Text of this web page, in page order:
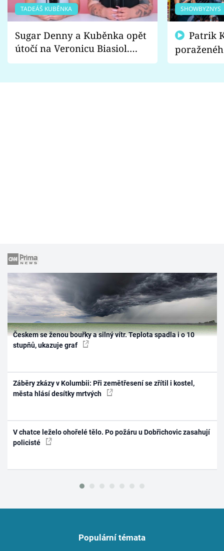
TADEÁŠ KUBĚNKA
Sugar Denny a Kuběnka opět
útočí na Veronicu Biasiol.
Proč je podle nich falešná a
SHOWBYZNYS
fanoušci
Českem se ženou bouřky a silný vítr. Teplota spadla i o 10
stupňů, ukazuje graf
Záběry zkázy v Kolumbii: Při zemětřesení se zřítil i kostel,
města hlásí desítky mrtvých
V chatce leželo ohořelé tělo. Po požáru u Dobřichovic zasahují
policisté
Populární témata